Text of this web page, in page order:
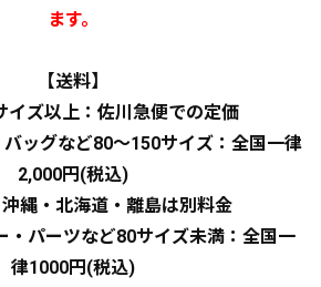
ます。
【送料】
ズ以上：佐川急便での定価
ッグなど80～150サイズ：全国一律
2,000円(税込)
縄・北海道・離島は別料金
パーツなど80サイズ未満：全国一
律1000円(税込)